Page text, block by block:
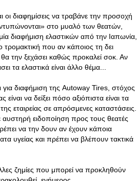
οι διαφημίσεις να τραβάνε την προσοχή
στο μυαλό των θεατών,
διαφήμιση ελαστικών από την Ιαπωνία,
τρομακτική που αν κάποιος τη δει
την ξεχάσει καθώς προκαλεί σοκ. Αν
τα ελαστικά είναι άλλο θέμα...
για διαφήμιση της Autoway Tires, στόχος
είναι να δείξει πόσο αξιόπιστα είναι τα
εταιρείας σε απρόσμενες καταστάσεις.
αυστηρή ειδοποίηση προς τους θεατές
να την δουν αν έχουν κάποια
υγείας και πρέπει να βλέπουν τακτικά
ζημίες που μπορεί να προκληθούν